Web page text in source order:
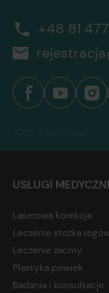
+48 81
USŁUGI
Laserowa korekcja
Leczenie stożka
Leczenie zaćmy
Plastyka powiek
Badania i konsultacje